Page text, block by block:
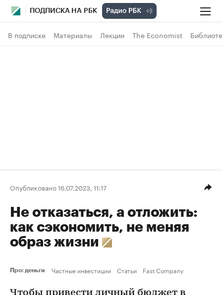
ПОДПИСКА НА РБК
В подписке Материалы Лекции The Economist
Опубликовано 16.07.2023, 11:17
Не отказаться, а отложить:
как сэкономить, не меняя
образ жизни
Про: деньги Частные инвестиции Статьи Fast Company
Чтобы привести личный бюджет в